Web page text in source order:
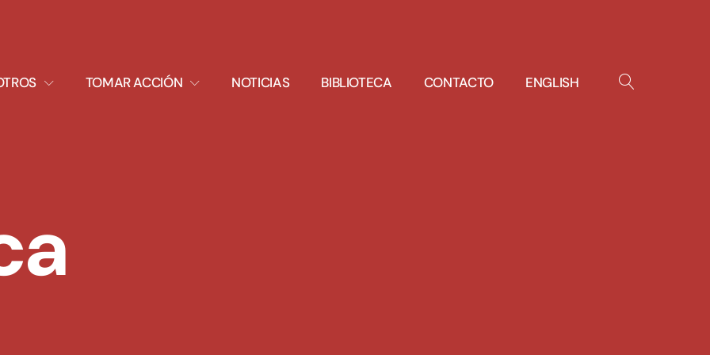
TOMAR ACCIÓN
EXPAND
DROPDOWN
NOTICIAS BIBLIOTECA CONTACTO ENGLISH